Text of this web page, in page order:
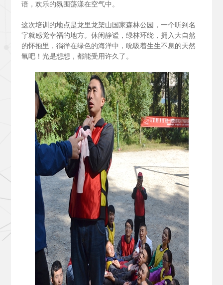
语，欢乐的氛围荡漾在空气中。
这次培训的地点是龙里龙架山国家森林公园，一个听到名
字就感觉幸福的地方。休闲静谧，绿林环绕，拥入大自然
的怀抱里，徜徉在绿色的海洋中，吮吸着生生不息的天然
氧吧！光是想想，都能受用许久了。